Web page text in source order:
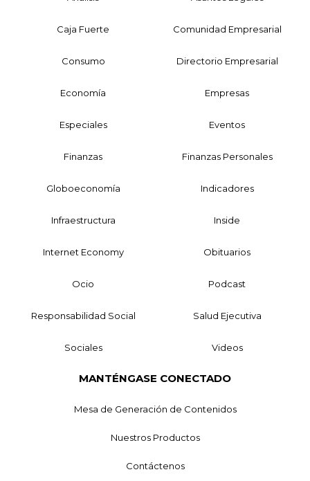
Caja Fuerte Comunidad Empresarial
Consumo Directorio Empresarial
Economía Empresas
Especiales Eventos
Finanzas Finanzas Personales
Globoeconomía Indicadores
Infraestructura Inside
Internet Economy Obituarios
Ocio Podcast
Responsabilidad Social Salud Ejecutiva
Sociales Videos
MANTÉNGASE CONECTADO
Mesa de Generación de Contenidos
Nuestros Productos
Contáctenos